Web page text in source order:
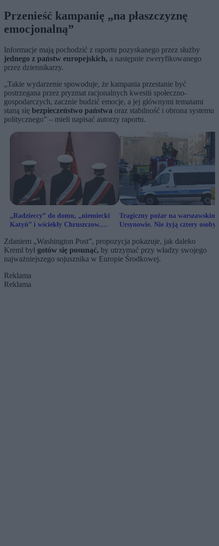
Przenieść kampanię „na płaszczyznę
emocjonalną”
Informacje mają pochodzić z raportu pozyskanego przez służby
jednego z państw europejskich, a następnie zweryfikowanego
przez dziennikarzy.
„Takie wydarzenie spowoduje, że kampania przestanie być
postrzegana przez pryzmat racjonalnych kwestii społeczno-
gospodarczych, zacznie budzić emocje, a jej głównymi tematami
staną się bezpieczeństwo państwa oraz stabilność i obrona systemu
politycznego” – mieli napisać autorzy raportu.
„Radzieccy” do domu, „niemiecki
Katyń” i wściekły Chruszczow.
Gierka z Sowietami
Tragiczny pożar na warszawskim
Ursynowie. Nie żyją cztery osoby
Zdaniem „Washington Post”, propozycja pokazuje, jak daleko
Kreml był gotów się posunąć, by utrzymać przy władzy swojego
najważniejszego sojusznika w Europie Środkowej.
Reklama
Reklama